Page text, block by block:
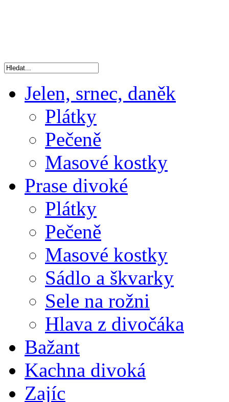
Jelen, srnec, daněk
Plátky
Pečeně
Masové kostky
Prase divoké
Plátky
Pečeně
Masové kostky
Sádlo a škvarky
Sele na rožni
Hlava z divočáka
Bažant
Kachna divoká
Zajíc